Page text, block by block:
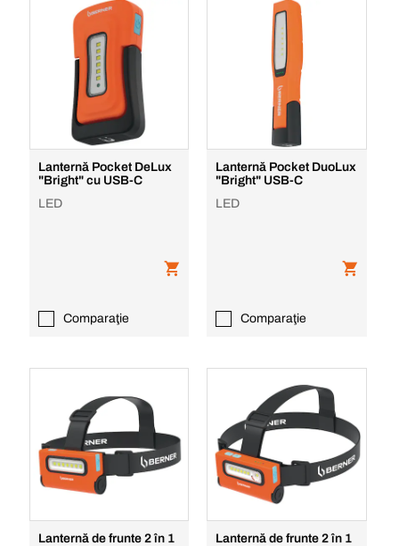
Lanternă Pocket DeLux
"Bright" cu USB-C
LED
Comparaţie
Lanternă Pocket DuoLux
"Bright" USB-C
LED
Comparaţie
Lanternă de frunte 2 în 1
Lanternă de frunte 2 în 1